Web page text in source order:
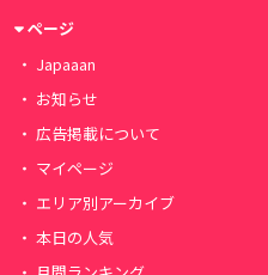
ページ
Japaaan
お知らせ
広告掲載について
マイページ
エリア別アーカイブ
本日の人気